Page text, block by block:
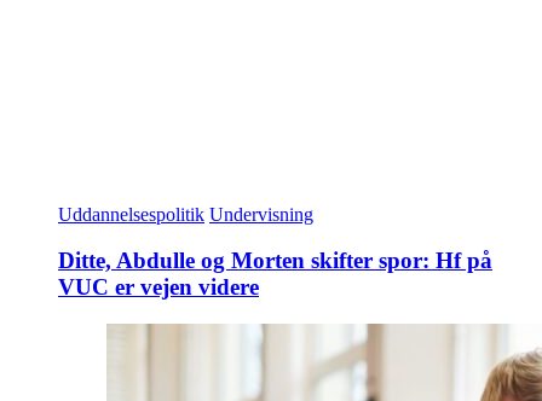
Uddannelsespolitik Undervisning
Ditte, Abdulle og Morten skifter spor: Hf på
VUC er vejen videre